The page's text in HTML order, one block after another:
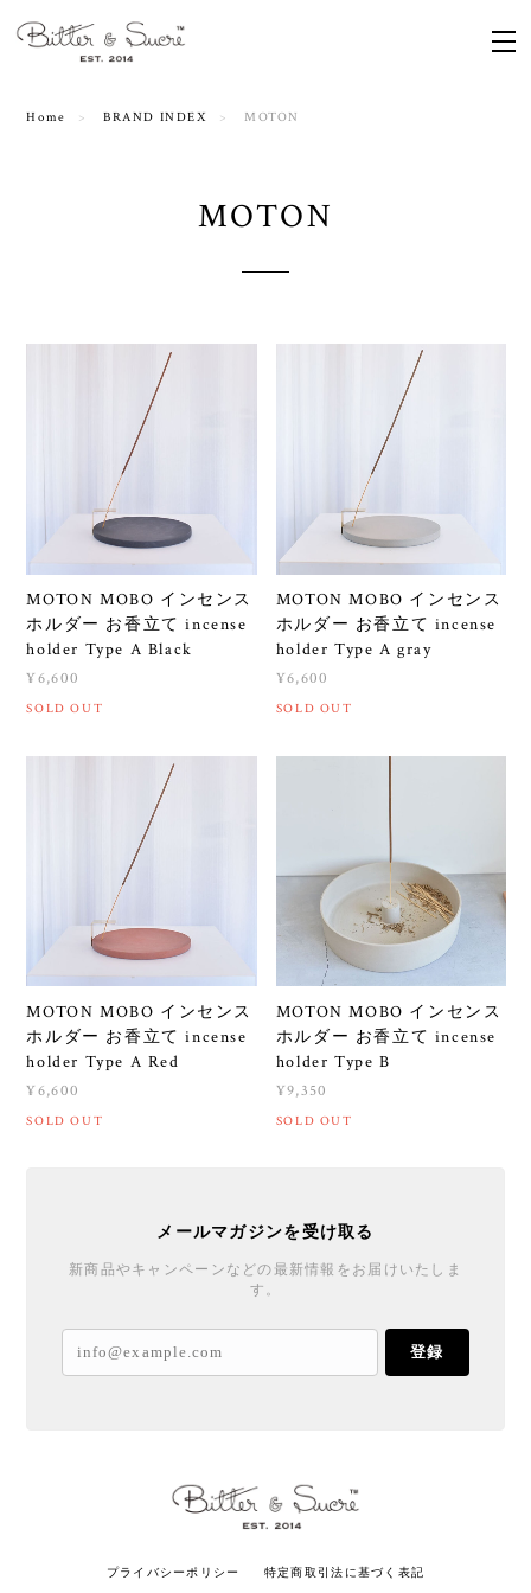
Home BRAND INDEX MOTON
MOTON
MOTON MOBO インセンス
ホルダー お香立て incense
holder Type A Black
¥6,600
SOLD OUT
MOTON MOBO インセンス
ホルダー お香立て incense
holder Type A gray
¥6,600
SOLD OUT
MOTON MOBO インセンス
ホルダー お香立て incense
holder Type A Red
¥6,600
SOLD OUT
MOTON MOBO インセンス
ホルダー お香立て incense
holder Type B
¥9,350
SOLD OUT
メールマガジンを受け取る
新商品やキャンペーンなどの最新情報をお届けいたしま
す。
登録
プライバシーポリシー 特定商取引法に基づく表記